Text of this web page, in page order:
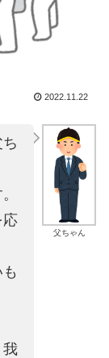
2022.11.22
父ちゃん
応
我